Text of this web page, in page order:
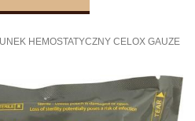
HEMOSTATYCZNY CELOX GAUZE